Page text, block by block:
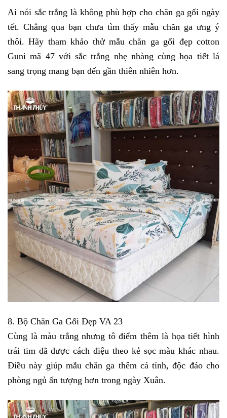
Ai nói sắc trắng là không phù hợp cho chăn ga gối ngày
tết. Chẳng qua bạn chưa tìm thấy mẫu chăn ga ưng ý
thôi. Hãy tham khảo thử mẫu chăn ga gối đẹp cotton
Guni mã 47 với sắc trắng nhẹ nhàng cùng họa tiết lá
sang trọng mang bạn đến gần thiên nhiên hơn.
8. Bộ Chăn Ga Gối Đẹp VA 23
Cùng là màu trắng nhưng tô điểm thêm là họa tiết hình
trái tim đã được cách điệu theo kẻ sọc màu khác nhau.
Điều này giúp mẫu chăn ga thêm cá tính, độc đáo cho
phòng ngủ ấn tượng hơn trong ngày Xuân.